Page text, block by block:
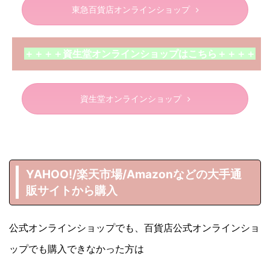
東急百貨店オンラインショップ
＋＋＋＋資生堂オンラインショップはこちら＋＋＋＋
資生堂オンラインショップ
YAHOO!/楽天市場/Amazonなどの大手通
販サイトから購入
公式オンラインショップでも、百貨店公式オンラインショ
ップでも購入できなかった方は